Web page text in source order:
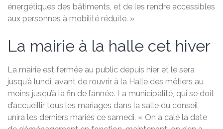
énergétiques des bâtiments, et de les rendre accessibles
aux personnes à mobilité réduite. »
La mairie à la halle cet hiver
La mairie est fermée au public depuis hier et le sera
jusqu’à lundi, avant de rouvrir à la Halle des métiers au
moins jusqu’à la fin de l’année. La municipalité, qui se doit
d’accueillir tous les mariages dans la salle du conseil,
unira les derniers mariés ce samedi. « On a calé la date